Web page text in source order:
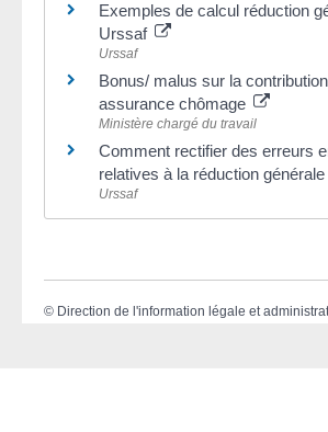
Exemples de calcul réduction
Urssaf
Urssaf
Bonus/ malus sur la
assurance chômage
Ministère chargé du travail
Comment rectifier des erreurs
relatives à la réduction générale
Urssaf
© Direction de l'information légale et